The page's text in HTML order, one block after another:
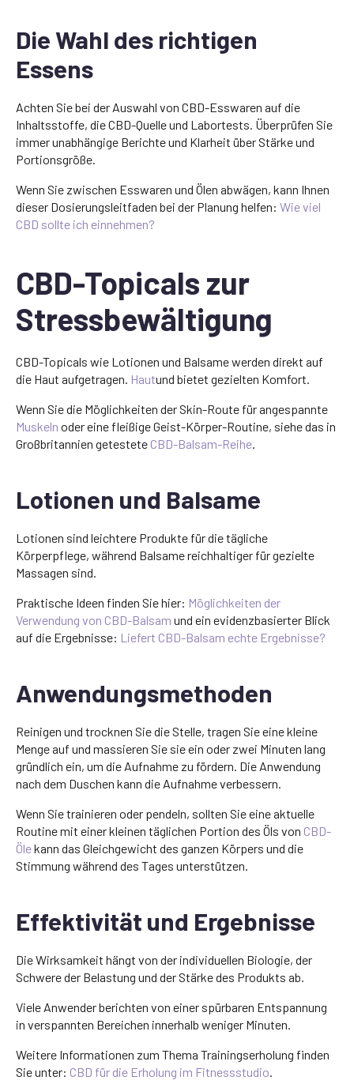
Die Wahl des richtigen
Essens
Achten Sie bei der Auswahl von CBD-Esswaren auf die
Inhaltsstoffe, die CBD-Quelle und Labortests. Überprüfen Sie
immer unabhängige Berichte und Klarheit über Stärke und
Portionsgröße.
Wenn Sie zwischen Esswaren und Ölen abwägen, kann Ihnen
dieser Dosierungsleitfaden bei der Planung helfen: Wie viel
CBD sollte ich einnehmen?
CBD-Topicals zur
Stressbewältigung
CBD-Topicals wie Lotionen und Balsame werden direkt auf
die Haut aufgetragen. Hautund bietet gezielten Komfort.
Wenn Sie die Möglichkeiten der Skin-Route für angespannte
Muskeln oder eine fleißige Geist-Körper-Routine, siehe das in
Großbritannien getestete CBD-Balsam-Reihe.
Lotionen und Balsame
Lotionen sind leichtere Produkte für die tägliche
Körperpflege, während Balsame reichhaltiger für gezielte
Massagen sind.
Praktische Ideen finden Sie hier: Möglichkeiten der
Verwendung von CBD-Balsam und ein evidenzbasierter Blick
auf die Ergebnisse: Liefert CBD-Balsam echte Ergebnisse?
Anwendungsmethoden
Reinigen und trocknen Sie die Stelle, tragen Sie eine kleine
Menge auf und massieren Sie sie ein oder zwei Minuten lang
gründlich ein, um die Aufnahme zu fördern. Die Anwendung
nach dem Duschen kann die Aufnahme verbessern.
Wenn Sie trainieren oder pendeln, sollten Sie eine aktuelle
Routine mit einer kleinen täglichen Portion des Öls von CBD-
Ölekann das Gleichgewicht des ganzen Körpers und die
Stimmung während des Tages unterstützen.
Effektivität und Ergebnisse
Die Wirksamkeit hängt von der individuellen Biologie, der
Schwere der Belastung und der Stärke des Produkts ab.
Viele Anwender berichten von einer spürbaren Entspannung
in verspannten Bereichen innerhalb weniger Minuten.
Weitere Informationen zum Thema Trainingserholung finden
Sie unter: CBD für die Erholung im Fitnessstudio.